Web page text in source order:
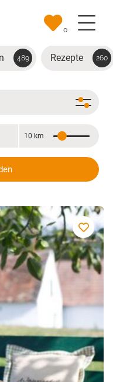
0
489 Rezepte 260
Entfernung
10 km